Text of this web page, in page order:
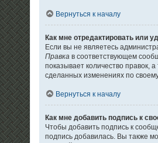
Вернуться к началу
Как мне отредактировать или
Если вы не являетесь
Правка в соответствующем
показывает количество правок,
сделанных изменениях по
Вернуться к началу
Как мне добавить подпись к
Чтобы добавить подпись к
подпись добавилась. Вы также